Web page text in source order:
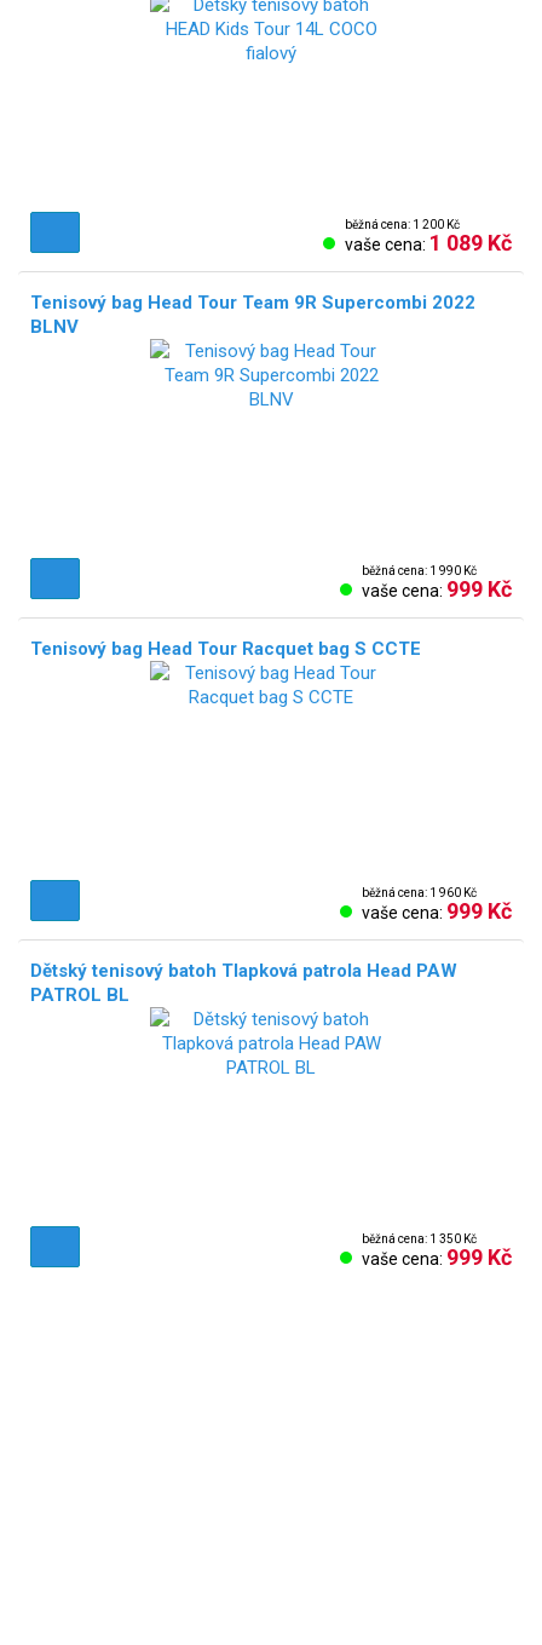
běžná cena: 1 200 Kč
vaše cena: 1 089 Kč
Tenisový bag Head Tour Team 9R Supercombi 2022
BLNV
běžná cena: 1 990 Kč
vaše cena: 999 Kč
Tenisový bag Head Tour Racquet bag S CCTE
běžná cena: 1 960 Kč
vaše cena: 999 Kč
Dětský tenisový batoh Tlapková patrola Head PAW
PATROL BL
běžná cena: 1 350 Kč
vaše cena: 999 Kč